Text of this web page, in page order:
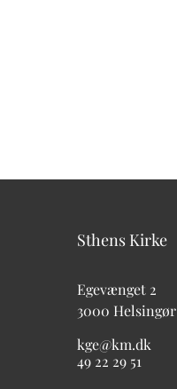
Sthens Kirke
Egevænget 2
3000 Helsingør
kge@km.dk
49 22 29 51